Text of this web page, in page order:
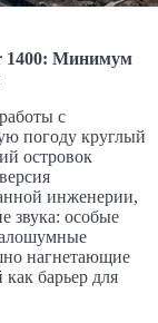
1400: Минимум
с
погоду круглый
островок
инженерии,
звука: особые
нагнетающие
барьер для